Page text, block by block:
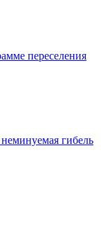
переселения
гибель